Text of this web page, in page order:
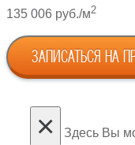
135 006 руб./м2
ЗАПИСАТЬСЯ НА
×
Здесь Вы